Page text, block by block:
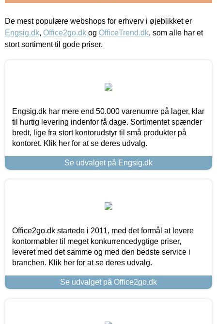
De mest populære webshops for erhverv i øjeblikket er
Engsig.dk, Office2go.dk og OfficeTrend.dk, som alle har et
stort sortiment til gode priser.
Engsig.dk har mere end 50.000 varenumre på lager, klar
til hurtig levering indenfor få dage. Sortimentet spænder
bredt, lige fra stort kontorudstyr til små produkter på
kontoret. Klik her for at se deres udvalg.
Se udvalget på Engsig.dk
Office2go.dk startede i 2011, med det formål at levere
kontormøbler til meget konkurrencedygtige priser,
leveret med det samme og med den bedste service i
branchen. Klik her for at se deres udvalg.
Se udvalget på Office2go.dk